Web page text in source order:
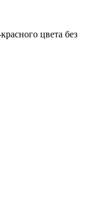
цвета без